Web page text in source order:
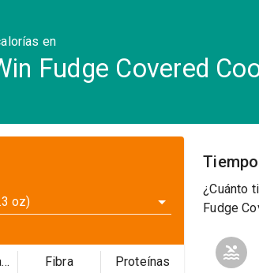
en
Fudge Covered
oz)
Carbohidratos Fibra Proteínas
¿Cuánto
Fudge